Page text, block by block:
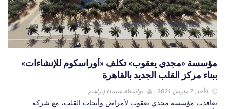
مؤسسة «مجدي يعقوب» تكلف «أوراسكوم للإنشاءات»
ببناء مركز القلب الجديد بالقاهرة
الأحد, 7 مارس 2021 بواسطة شيماء إبراهيم
تعاقدت مؤسسة مجدي يعقوب لأمراض وأبحاث القلب، مع شركة